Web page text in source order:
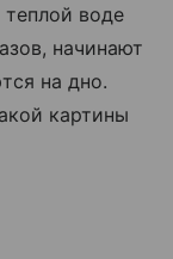
воде
начинают
на дно.
картины